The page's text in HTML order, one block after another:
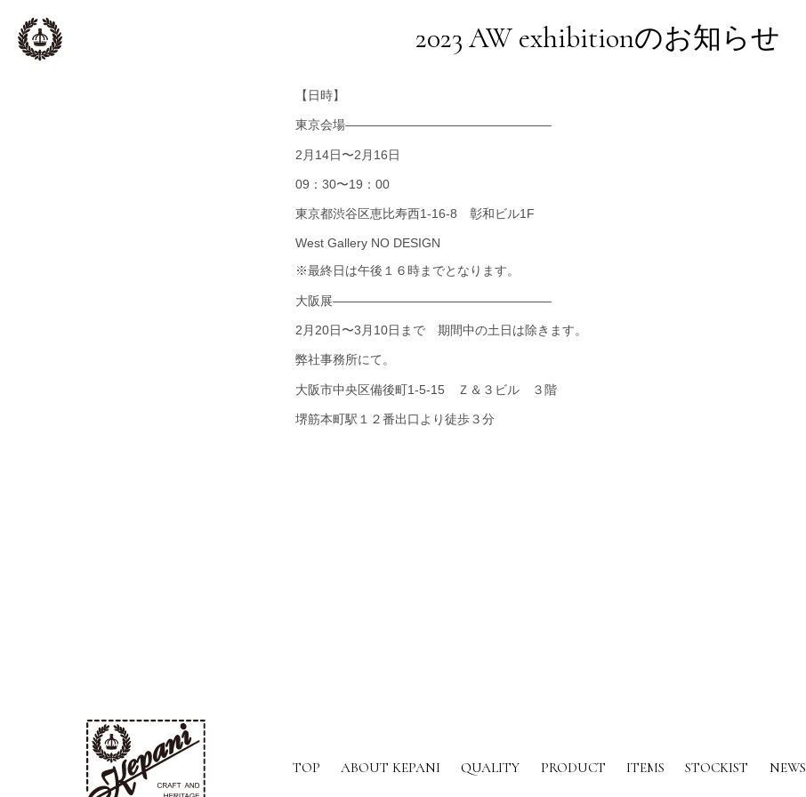
2023 AW exhibitionのお知らせ
【日時】
東京会場————————————————–
2月14日〜2月16日
09：30〜19：00
東京都渋谷区恵比寿西1-16-8 彰和ビル1F
West Gallery NO DESIGN
※最終日は午後１６時までとなります。
大阪展—————————————————–
2月20日〜3月10日まで 期間中の土日は除きます。
弊社事務所にて。
大阪市中央区備後町1-5-15 Ｚ＆３ビル ３階
堺筋本町駅１２番出口より徒歩３分
TOP ABOUT KEPANI QUALITY PRODUCT ITEMS STOCKIST NEWS